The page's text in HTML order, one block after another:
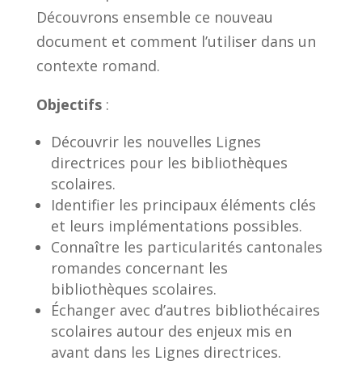
Découvrons ensemble ce nouveau
document et comment l’utiliser dans un
contexte romand.
Objectifs:
Découvrir les nouvelles Lignes
directrices pour les bibliothèques
scolaires.
Identifier les principaux éléments clés
et leurs implémentations possibles.
Connaître les particularités cantonales
romandes concernant les
bibliothèques scolaires.
Échanger avec d’autres bibliothécaires
scolaires autour des enjeux mis en
avant dans les Lignes directrices.